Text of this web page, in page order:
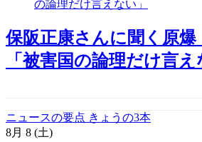
保阪正康さんに聞く原
「被害国の論理だけ言え
ニュースの要点 きょうの3本
8月 8 (土)